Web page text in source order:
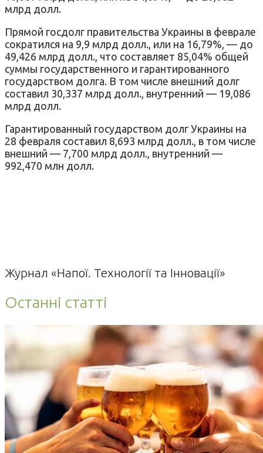
млрд долл.
Прямой госдолг правительства Украины в феврале
сократился на 9,9 млрд долл., или на 16,79%, — до
49,426 млрд долл., что составляет 85,04% общей
суммы государственного и гарантированного
государством долга. В том числе внешний долг
составил 30,337 млрд долл., внутренний — 19,086
млрд долл.
Гарантированный государством долг Украины на
28 февраля составил 8,693 млрд долл., в том числе
внешний — 7,700 млрд долл., внутренний —
992,470 млн долл.
Журнал «Напої. Технології та Інновації»
Останні статті